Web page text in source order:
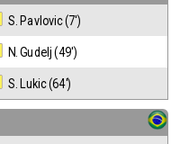
S. Pavlovic (7')
N. Gudelj (49')
S. Lukic (64')